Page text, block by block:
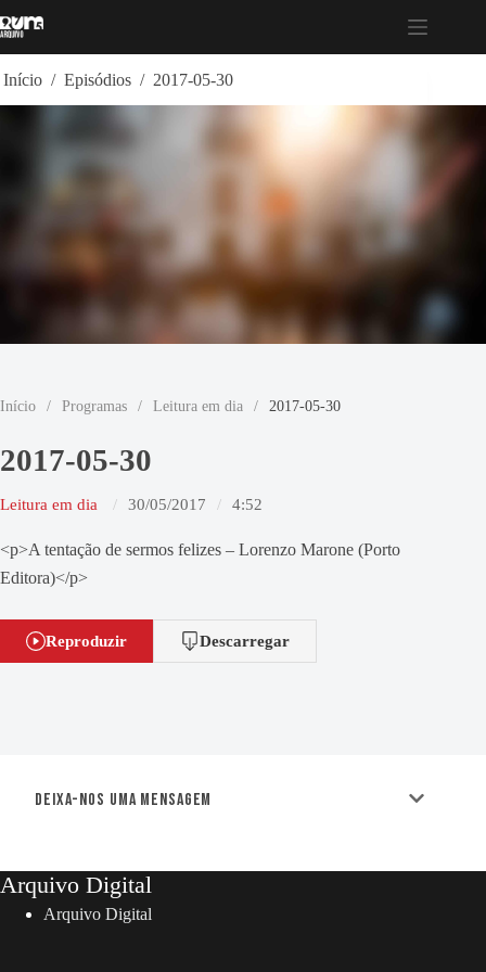
para
Início / Episódios / 2017-05-30
Início / Programas / Leitura em dia / 2017-05-30
2017-05-30
Leitura em dia 30/05/2017 4:52
<p>A tentação de sermos felizes – Lorenzo Marone (Porto
Editora)</p>
Reproduzir Descarregar
Deixa-nos uma mensagem
Arquivo Digital
Arquivo Digital